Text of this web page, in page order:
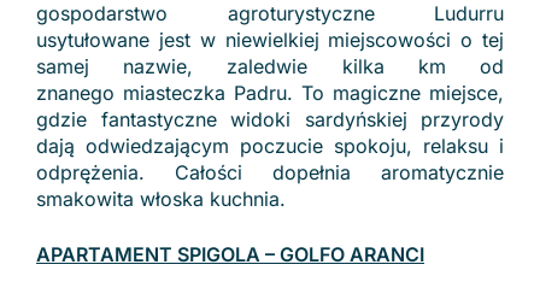
gospodarstwo agroturystyczne Ludurru
usytułowane jest w niewielkiej miejscowości o tej
samej nazwie, zaledwie kilka km od
znanego miasteczka Padru. To magiczne miejsce,
gdzie fantastyczne widoki sardyńskiej przyrody
dają odwiedzającym poczucie spokoju, relaksu i
odprężenia. Całości dopełnia aromatycznie
smakowita włoska kuchnia.
APARTAMENT SPIGOLA – GOLFO ARANCI